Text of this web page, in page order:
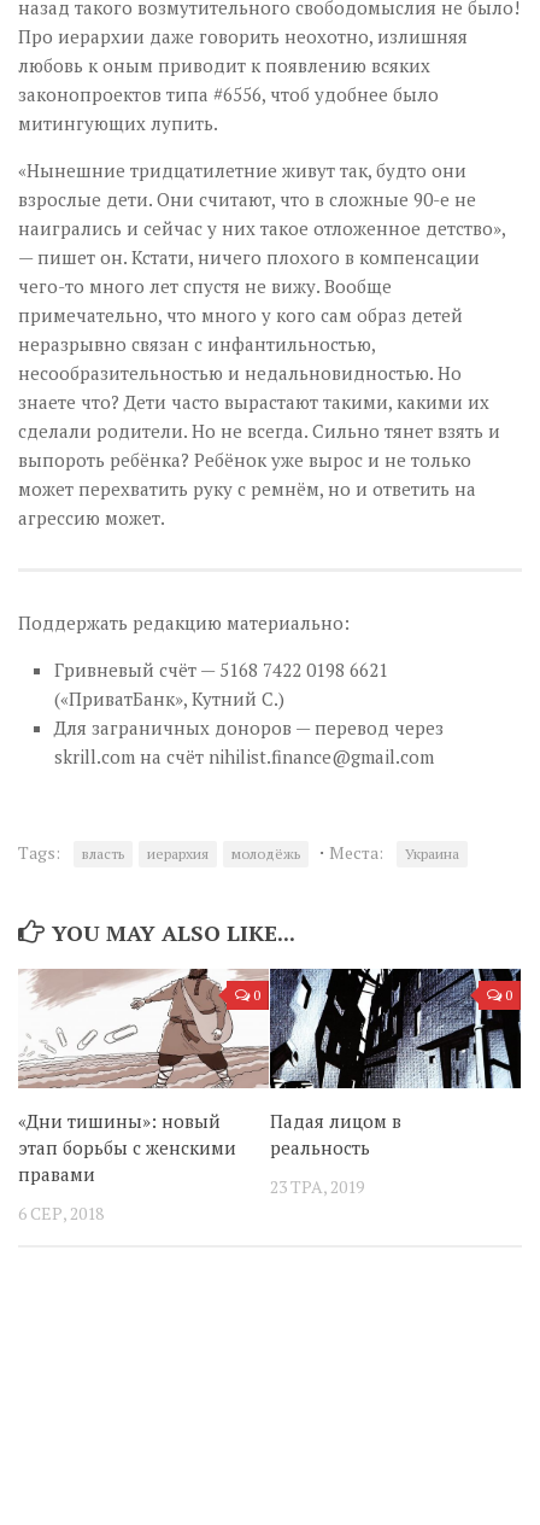
назад такого возмутительного свободомыслия не было!
Про иерархии даже говорить неохотно, излишняя
любовь к оным приводит к появлению всяких
законопроектов типа #6556, чтоб удобнее было
митингующих лупить.
«Нынешние тридцатилетние живут так, будто они
взрослые дети. Они считают, что в сложные 90-е не
наигрались и сейчас у них такое отложенное детство»,
— пишет он. Кстати, ничего плохого в компенсации
чего-то много лет спустя не вижу. Вообще
примечательно, что много у кого сам образ детей
неразрывно связан с инфантильностью,
несообразительностью и недальновидностью. Но
знаете что? Дети часто вырастают такими, какими их
сделали родители. Но не всегда. Сильно тянет взять и
выпороть ребёнка? Ребёнок уже вырос и не только
может перехватить руку с ремнём, но и ответить на
агрессию может.
Поддержать редакцию материально:
Гривневый счёт — 5168 7422 0198 6621
(«ПриватБанк», Кутний С.)
Для заграничных доноров — перевод через
skrill.com на счёт nihilist.finance@gmail.com
Tags: власть иерархия молодёжь · Места: Украина
YOU MAY ALSO LIKE...
0
«Дни тишины»: новый
этап борьбы с женскими
правами
6 СЕР, 2018
0
Падая лицом в
реальность
23 ТРА, 2019